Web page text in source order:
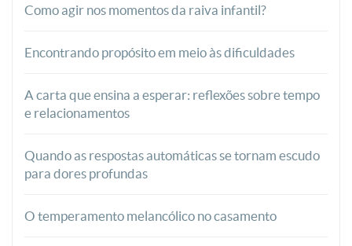
Como agir nos momentos da raiva infantil?
Encontrando propósito em meio às dificuldades
A carta que ensina a esperar: reflexões sobre tempo
e relacionamentos
Quando as respostas automáticas se tornam escudo
para dores profundas
O temperamento melancólico no casamento